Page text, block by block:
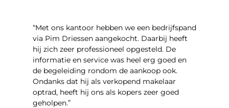
“Met ons kantoor hebben we een bedrijfspand
via Pim Driessen aangekocht. Daarbij heeft
hij zich zeer professioneel opgesteld. De
informatie en service was heel erg goed en
de begeleiding rondom de aankoop ook.
Ondanks dat hij als verkopend makelaar
optrad, heeft hij ons als kopers zeer goed
geholpen.”